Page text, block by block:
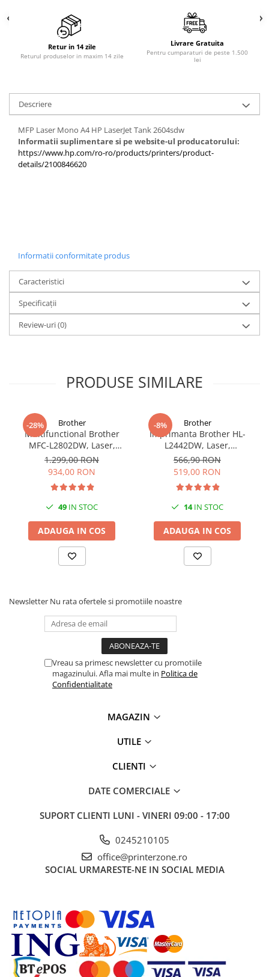
Retur in 14 zile
Returul produselor in maxim 14 zile
Livrare Gratuita
Pentru cumparaturi de peste 1.500
lei
Descriere
MFP Laser Mono A4 HP LaserJet Tank 2604sdw
Informatii suplimentare si pe website-ul producatorului:
https://www.hp.com/ro-ro/products/printers/product-
details/2100846620
Informatii conformitate produs
Caracteristici
Specificații
Review-uri(0)
PRODUSE SIMILARE
-28% Brother
Multifunctional Brother
MFC-L2802DW, Laser,
Monocrom, Wi-Fi, USB, ADF,
A4, Duplex, 32ppm
1.299,00 RON
934,00 RON
49 IN STOC
ADAUGA IN COS
-8% Brother
Imprimanta Brother HL-
L2442DW, Laser,
Monocrom, A4, 30 ppm,
Wireless, USB 2.0
566,90 RON
519,00 RON
14IN STOC
ADAUGA IN COS
Newsletter Nu rata ofertele si promotiile noastre
Vreau sa primesc newsletter cu promotiile
magazinului. Afla mai multe in Politica de
Confidentialitate
MAGAZIN
UTILE
CLIENTI
DATE COMERCIALE
SUPORT CLIENTI LUNI - VINERI 09:00 - 17:00
0245210105
office@printerzone.ro
SOCIAL URMARESTE-NE IN SOCIAL MEDIA